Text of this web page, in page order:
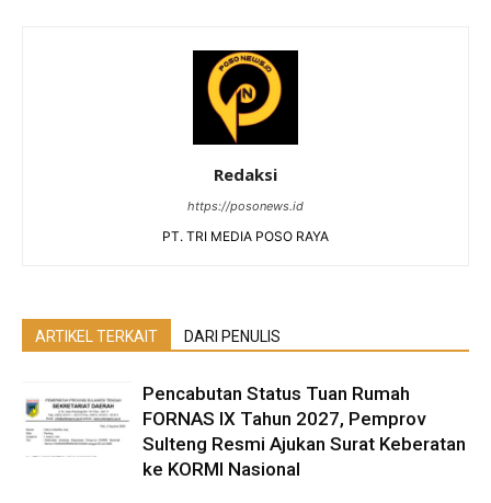
Redaksi
https://posonews.id
PT. TRI MEDIA POSO RAYA
ARTIKEL TERKAIT DARI PENULIS
Pencabutan Status Tuan Rumah
FORNAS IX Tahun 2027, Pemprov
Sulteng Resmi Ajukan Surat Keberatan
ke KORMI Nasional